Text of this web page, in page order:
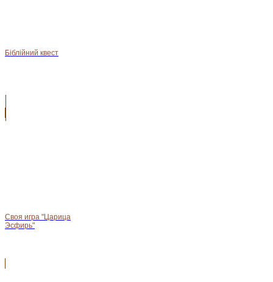
Біблійний квест
Своя игра "Царица
Эсфирь"